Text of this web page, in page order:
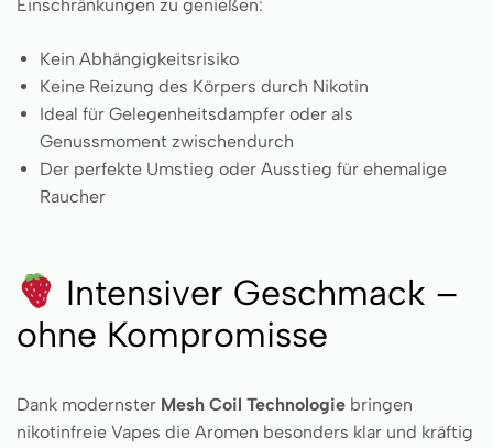
Einschränkungen zu genießen:
Kein Abhängigkeitsrisiko
Keine Reizung des Körpers durch Nikotin
Ideal für Gelegenheitsdampfer oder als
Genussmoment zwischendurch
Der perfekte Umstieg oder Ausstieg für ehemalige
Raucher
Intensiver Geschmack –
ohne Kompromisse
Dank modernster Mesh Coil Technologie bringen
nikotinfreie Vapes die Aromen besonders klar und kräftig